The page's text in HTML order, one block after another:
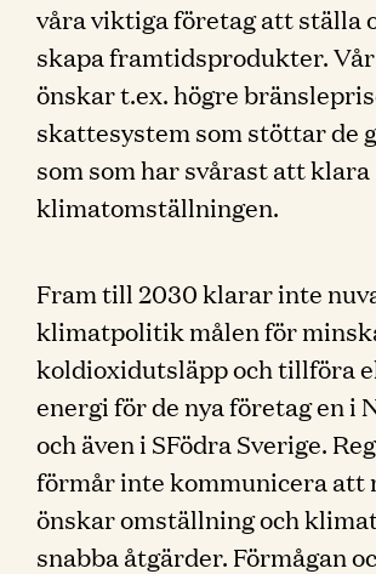
våra viktiga företag att ställa
skapa framtidsprodukter.
önskar t.ex. högre
skattesystem som stöttar de
som som har svårast att klara
klimatomställningen.
Fram till 2030 klarar inte
klimatpolitik målen för
koldioxidutsläpp och tillföra
energi för de nya företag en i
och även i SFödra Sverige.
förmår inte kommunicera att
önskar omställning och
snabba åtgärder. Förmågan